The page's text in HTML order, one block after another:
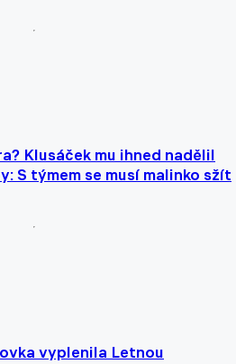
Klusáček mu ihned nadělil
S týmem se musí malinko sžít
vyplenila Letnou